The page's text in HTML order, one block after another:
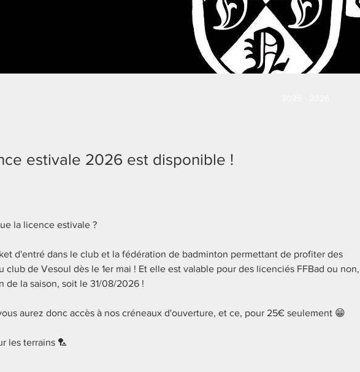
estivale 2026 est disponible !
la licence estivale ?
d'entré dans le club et la fédération de badminton permettant de profiter des
club de Vesoul dès le 1er mai ! Et elle est valable pour des licenciés FFBad ou non,
de la saison, soit le 31/08/2026 !
aurez donc accès à nos créneaux d'ouverture, et ce, pour 25€ seulement 😁
les terrains 🏸